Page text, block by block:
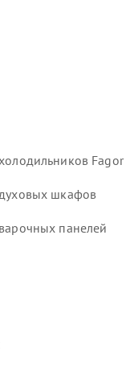
Fagor
шкафов
панелей